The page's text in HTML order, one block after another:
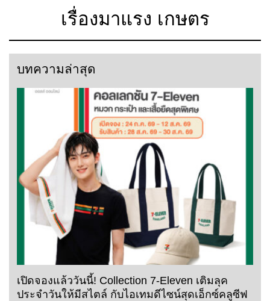
เรื่องมาแรง เกษตร
บทความล่าสุด
เปิดจองแล้ววันนี้! Collection 7-Eleven เติมลุค
ประจำวันให้มีสไตล์ กับไอเทมดีไซน์สุดเอ็กซ์คลูซีฟ